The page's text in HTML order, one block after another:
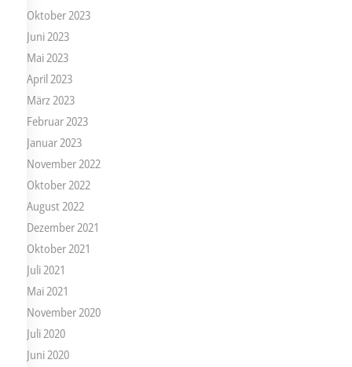
Oktober 2023
Juni 2023
Mai 2023
April 2023
März 2023
Februar 2023
Januar 2023
November 2022
Oktober 2022
August 2022
Dezember 2021
Oktober 2021
Juli 2021
Mai 2021
November 2020
Juli 2020
Juni 2020